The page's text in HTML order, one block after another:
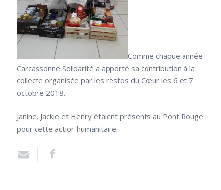
Comme chaque année
Carcassonne Solidarité a apporté sa contribution à la
collecte organisée par les restos du Cœur les 6 et 7
octobre 2018.
Janine, Jackie et Henry étaient présents au Pont Rouge
pour cette action humanitaire.